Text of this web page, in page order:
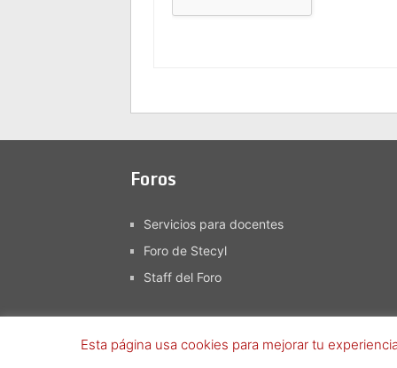
Foros
Servicios para docentes
Foro de Stecyl
Staff del Foro
Foro SteCyL-iCopyright © 2026.
Esta página usa cookies para mejorar tu